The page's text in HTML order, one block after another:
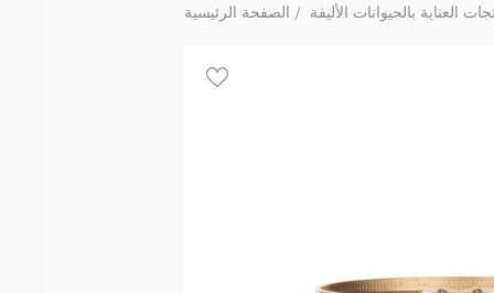
الصفحة الرئيسية العناية بالحيوانات الأليفة